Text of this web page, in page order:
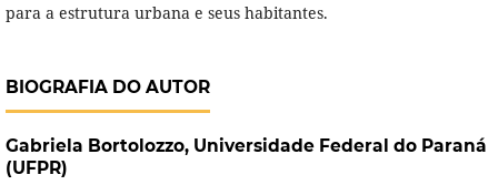
para a estrutura urbana e seus habitantes.
BIOGRAFIA DO AUTOR
Gabriela Bortolozzo, Universidade Federal do Paraná
(UFPR)